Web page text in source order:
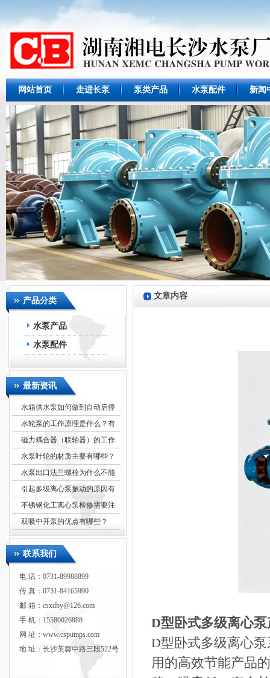
网站首页 走进长泵 泵类产品 水泵配件 新闻
产品分类
水泵产品
水泵配件
最新资讯
水箱供水泵如何做到自动启停
水轮泵的工作原理是什么？有
磁力耦合器（联轴器）的工作
水泵叶轮的材质主要有哪些？
水泵出口法兰螺栓为什么不能
引起多级离心泵振动的原因有
不锈钢化工离心泵检修需要注
双吸中开泵的优点有哪些？
联系我们
电 话：0731-89988899
传 真：0731-84165990
邮 箱：csxdby@126.com
手 机：15580026888
网 址：www.cspumps.com
地 址：长沙芙蓉中路三段522号
文章内容
D型卧式多级离心
D型卧式多级离心
用的高效节能产品